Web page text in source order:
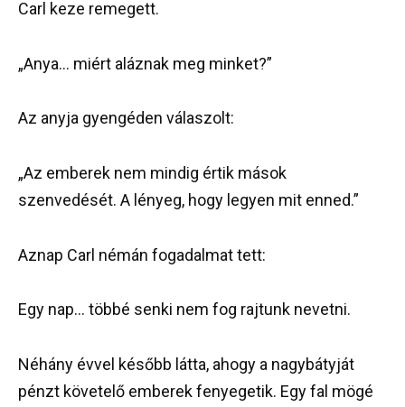
Carl keze remegett.
„Anya… miért aláznak meg minket?”
Az anyja gyengéden válaszolt:
„Az emberek nem mindig értik mások
szenvedését. A lényeg, hogy legyen mit enned.”
Aznap Carl némán fogadalmat tett:
Egy nap… többé senki nem fog rajtunk nevetni.
Néhány évvel később látta, ahogy a nagybátyját
pénzt követelő emberek fenyegetik. Egy fal mögé